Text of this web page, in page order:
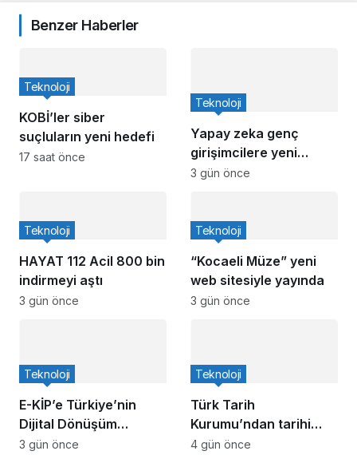
Benzer Haberler
KOBİ’ler siber
suçluların yeni hedefi
Teknoloji
17 saat önce
Yapay zeka genç
girişimcilere yeni
kapılar açıyor
Teknoloji
3 gün önce
HAYAT 112 Acil 800 bin
indirmeyi aştı
Teknoloji
3 gün önce
“Kocaeli Müze” yeni
web sitesiyle yayında
Teknoloji
3 gün önce
E-KİP’e Türkiye’nin
Dijital Dönüşüm
Ödülü… Kamu
Teknoloji
3 gün önce
Türk Tarih
Kurumu’ndan tarihi
içerikler tek
Teknoloji
4 gün önce